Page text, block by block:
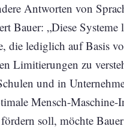
Antworten von
Bauer: „Diese
die lediglich auf Basis
Limitierungen zu
und in
Mensch-
soll, möchte